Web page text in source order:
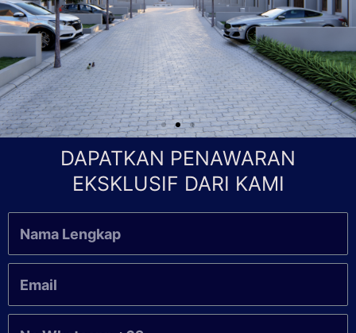
DAPATKAN PENAWARAN
EKSKLUSIF DARI KAMI